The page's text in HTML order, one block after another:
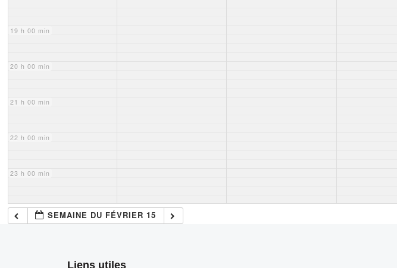
19 h 00 min
20 h 00 min
21 h 00 min
22 h 00 min
23 h 00 min
SEMAINE DU FÉVRIER 15
Liens utiles